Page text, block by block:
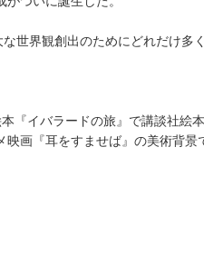
世界観創出のためにどれだけ多
『イバラードの旅』で講談社絵
画『耳をすませば』の美術背景